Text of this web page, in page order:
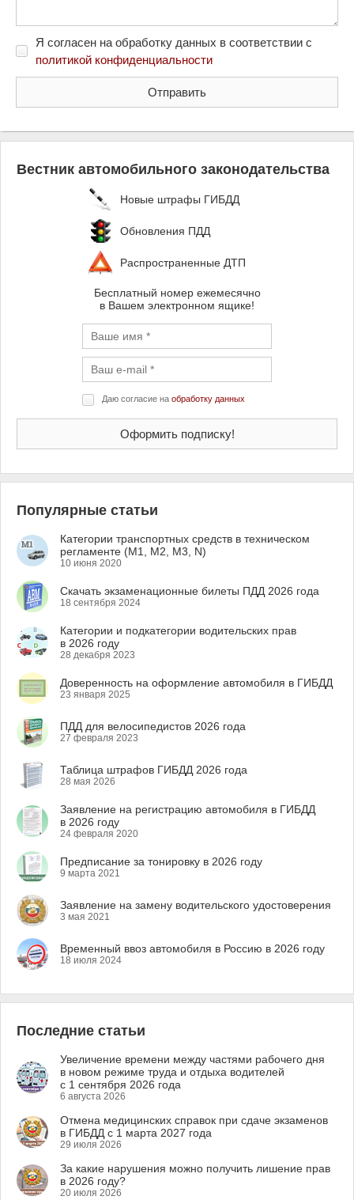
Я согласен на обработку данных в соответствии с
политикой конфиденциальности
Вестник автомобильного законодательства
Новые штрафы ГИБДД
Обновления ПДД
Распространенные ДТП
Бесплатный номер ежемесячно
в Вашем электронном ящике!
Даю согласие на обработку данных
Популярные статьи
Категории транспортных средств в техническом
регламенте (M1, M2, M3, N)
10 июня 2020
Скачать экзаменационные билеты ПДД 2026 года
18 сентября 2024
Категории и подкатегории водительских прав
в 2026 году
28 декабря 2023
Доверенность на оформление автомобиля в ГИБДД
23 января 2025
ПДД для велосипедистов 2026 года
27 февраля 2023
Таблица штрафов ГИБДД 2026 года
28 мая 2026
Заявление на регистрацию автомобиля в ГИБДД
в 2026 году
24 февраля 2020
Предписание за тонировку в 2026 году
9 марта 2021
Заявление на замену водительского удостоверения
3 мая 2021
Временный ввоз автомобиля в Россию в 2026 году
18 июля 2024
Последние статьи
Увеличение времени между частями рабочего дня
в новом режиме труда и отдыха водителей
с 1 сентября 2026 года
6 августа 2026
Отмена медицинских справок при сдаче экзаменов
в ГИБДД с 1 марта 2027 года
29 июля 2026
За какие нарушения можно получить лишение прав
в 2026 году?
20 июля 2026